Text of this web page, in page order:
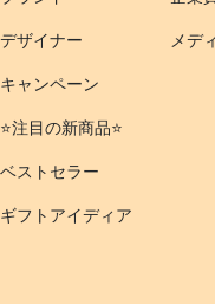
デザイナー
キャンペーン
⭐️注目の新商品⭐️
ベストセラー
ギフトアイディア
メデ